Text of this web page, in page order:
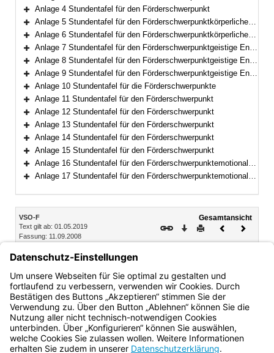
Bereich erweitern
Bereich erweitern
Anlage 4 Stundentafel für den Förderschwerpunkt
Bereich erweitern
Anlage 5 Stundentafel für den Förderschwerpunktkörperliche und motorische Entwicklung
Bereich erweitern
Anlage 6 Stundentafel für den Förderschwerpunktkörperliche und motorische Entwicklung
Bereich erweitern
Anlage 7 Stundentafel für den Förderschwerpunktgeistige Entwicklung
Bereich erweitern
Anlage 8 Stundentafel für den Förderschwerpunktgeistige Entwicklung
Bereich erweitern
Anlage 9 Stundentafel für den Förderschwerpunktgeistige Entwicklung
Bereich erweitern
Anlage 10 Stundentafel für die Förderschwerpunkte
Bereich erweitern
Anlage 11 Stundentafel für den Förderschwerpunkt
Bereich erweitern
Anlage 12 Stundentafel für den Förderschwerpunkt
Bereich erweitern
Anlage 13 Stundentafel für den Förderschwerpunkt
Bereich erweitern
Anlage 14 Stundentafel für den Förderschwerpunkt
Bereich erweitern
Anlage 15 Stundentafel für den Förderschwerpunkt
Bereich erweitern
Anlage 16 Stundentafel für den Förderschwerpunktemotionale und soziale Entwicklung
Anlage 17 Stundentafel für den Förderschwerpunktemotionale und soziale Entwicklung
Inhalt
VSO-F
Text gilt ab: 01.05.2019
Fassung: 11.09.2008
Gesamtansicht
Download
DruckenVorheriges
§ 42 Teilnahme (vgl. Art. 56 BayEUG)
§ 36 VSOüber die Teilnahme am Unterricht und sonstigen
verbindlichen Schulveranstaltungen gilt entsprechend.
Bayern.de
BayernPortal